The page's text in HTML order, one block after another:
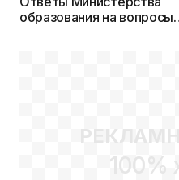
образования на вопросы
100%